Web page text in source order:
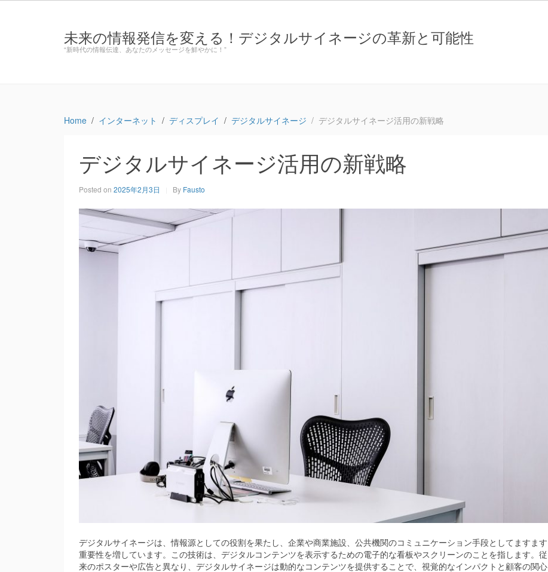
未来の情報発信を変える！デジタルサイネージの革新と可能性
“新時代の情報伝達、あなたのメッセージを鮮やかに！”
Home インターネット ディスプレイ デジタルサイネージ デジタルサイネージ活用の新戦略
デジタルサイネージ活用の新戦略
Posted on 2025年2月3日 By Fausto
デジタルサイネージは、情報源としての役割を果たし、企業や商業施設、公共機関のコミュニケーション手段としてますます
重要性を増しています。 この技術は、デジタルコンテンツを表示するための電子的な看板やスクリーンのことを指します。従
来のポスターや広告と異なり、デジタルサイネージは動的なコンテンツを提供することで、視覚的なインパクトと顧客の関心